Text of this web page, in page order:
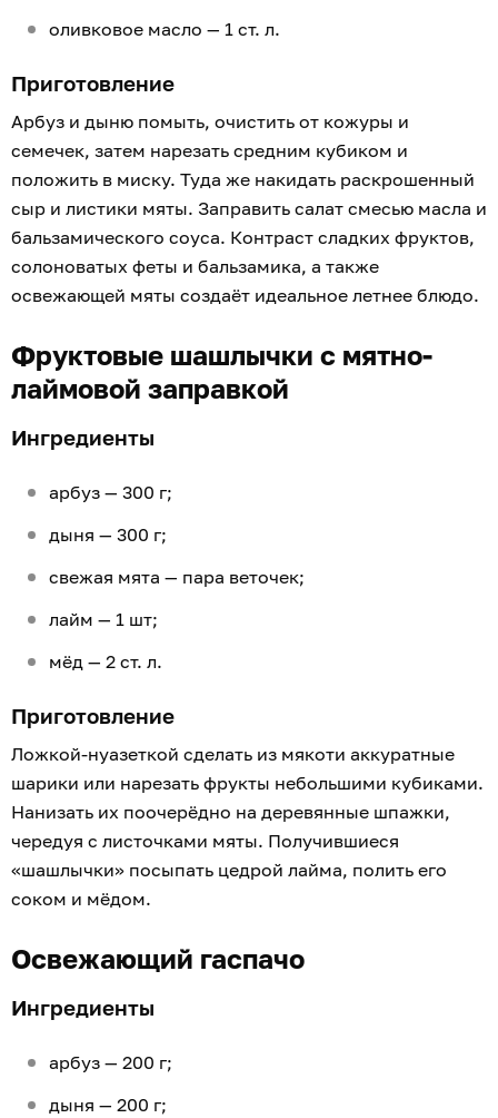
оливковое масло — 1 ст. л.
Приготовление
Арбуз и дыню помыть, очистить от кожуры и
семечек, затем нарезать средним кубиком и
положить в миску. Туда же накидать раскрошенный
сыр и листики мяты. Заправить салат смесью масла и
бальзамического соуса. Контраст сладких фруктов,
солоноватых феты и бальзамика, а также
освежающей мяты создаёт идеальное летнее блюдо.
Фруктовые шашлычки с мятно-
лаймовой заправкой
Ингредиенты
арбуз — 300 г;
дыня — 300 г;
свежая мята — пара веточек;
лайм — 1 шт;
мёд — 2 ст. л.
Приготовление
Ложкой-нуазеткой сделать из мякоти аккуратные
шарики или нарезать фрукты небольшими кубиками.
Нанизать их поочерёдно на деревянные шпажки,
чередуя с листочками мяты. Получившиеся
«шашлычки» посыпать цедрой лайма, полить его
соком и мёдом.
Освежающий гаспачо
Ингредиенты
арбуз — 200 г;
дыня — 200 г;